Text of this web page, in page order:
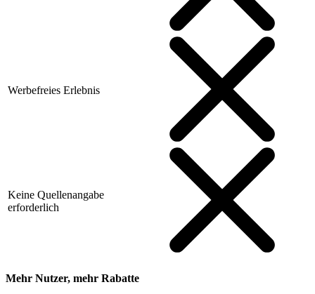
Werbefreies Erlebnis
Keine Quellenangabe
erforderlich
Mehr Nutzer, mehr Rabatte